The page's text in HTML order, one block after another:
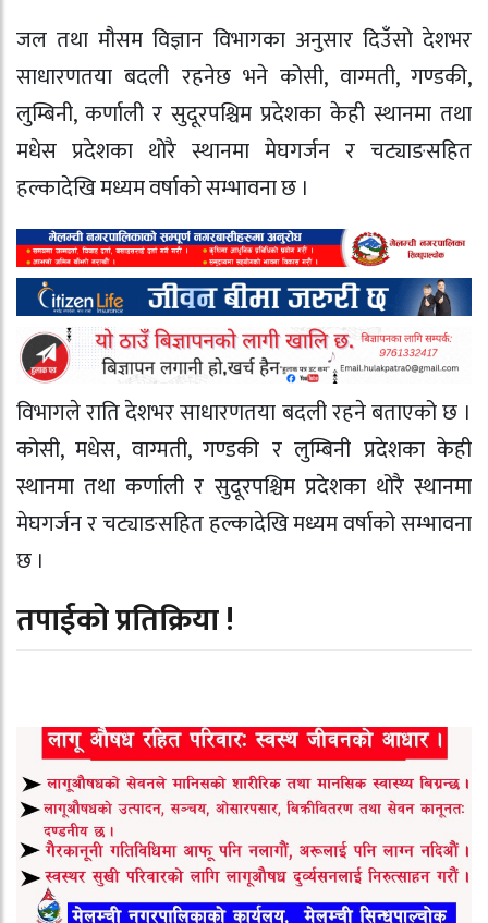
जल तथा मौसम विज्ञान विभागका अनुसार दिउँसो देशभर
साधारणतया बदली रहनेछ भने कोसी, वाग्मती, गण्डकी,
लुम्बिनी, कर्णाली र सुदूरपश्चिम प्रदेशका केही स्थानमा तथा
मधेस प्रदेशका थोरै स्थानमा मेघगर्जन र चट्याङसहित
हल्कादेखि मध्यम वर्षाको सम्भावना छ ।
विभागले राति देशभर साधारणतया बदली रहने बताएको छ ।
कोसी, मधेस, वाग्मती, गण्डकी र लुम्बिनी प्रदेशका केही
स्थानमा तथा कर्णाली र सुदूरपश्चिम प्रदेशका थोरै स्थानमा
मेघगर्जन र चट्याङसहित हल्कादेखि मध्यम वर्षाको सम्भावना
छ ।
तपाईको प्रतिक्रिया !